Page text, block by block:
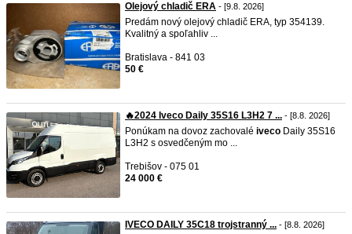
Olejový chladič ERA - [9.8. 2026]
Predám nový olejový chladič ERA, typ 354139.
Kvalitný a spoľahliv ...
Bratislava - 841 03
50 €
🔥2024 Iveco Daily 35S16 L3H2 7 ... - [8.8. 2026]
Ponúkam na dovoz zachovalé iveco Daily 35S16
L3H2 s osvedčeným mo ...
Trebišov - 075 01
24 000 €
IVECO DAILY 35C18 trojstranný ... - [8.8. 2026]